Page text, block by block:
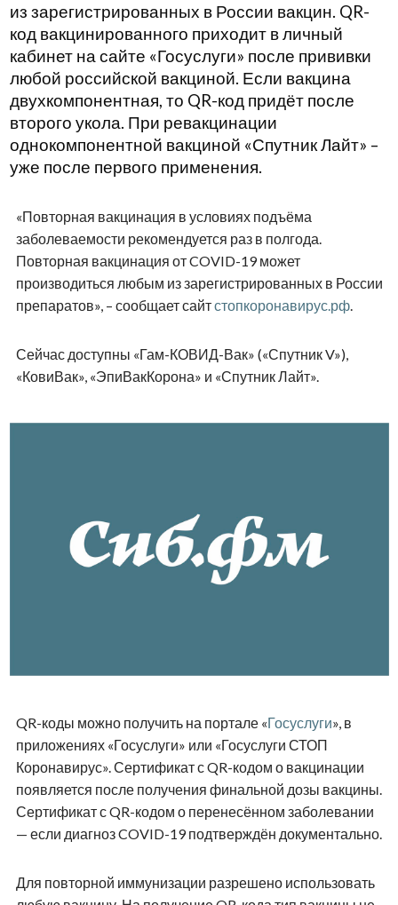
из зарегистрированных в России вакцин. QR-
код вакцинированного приходит в личный
кабинет на сайте «Госуслуги» после прививки
любой российской вакциной. Если вакцина
двухкомпонентная, то QR-код придёт после
второго укола. При ревакцинации
однокомпонентной вакциной «Спутник Лайт» –
уже после первого применения.
«Повторная вакцинация в условиях подъёма
заболеваемости рекомендуется раз в полгода.
Повторная вакцинация от COVID-19 может
производиться любым из зарегистрированных в России
препаратов», – сообщает сайтстопкоронавирус.рф.
Сейчас доступны «Гам-КОВИД-Вак» («Спутник V»),
«КовиВак», «ЭпиВакКорона» и «Спутник Лайт».
QR-коды можно получить на портале «Госуслуги», в
приложениях «Госуслуги» или «Госуслуги СТОП
Коронавирус». Сертификат с QR-кодом о вакцинации
появляется после получения финальной дозы вакцины.
Сертификат с QR-кодом о перенесённом заболевании
— если диагноз COVID-19 подтверждён документально.
Для повторной иммунизации разрешено использовать